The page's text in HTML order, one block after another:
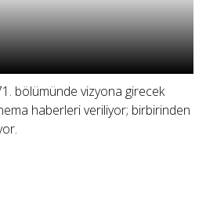
bölümünde vizyona girecek
haberleri veriliyor; birbirinden